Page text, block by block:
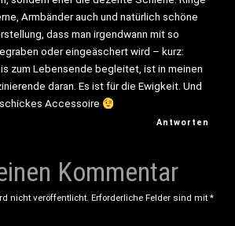
Armbänder auch und natürlich schöne
dass man irgendwann mit so
oder eingeäschert wird – kurz:
zum Lebensende begleitet, ist in meinen
daran. Es ist für die Ewigkeit. Und
Accessoire
Antworten
Kommentar
nicht veröffentlicht. Erforderliche Felder sind mit*